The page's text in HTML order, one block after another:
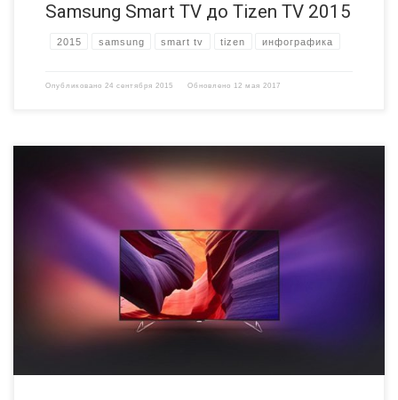
Samsung Smart TV до Tizen TV 2015
2015 samsung smart tv tizen инфографика
Опубликовано 24 сентября 2015 Обновлено 12 мая 2017
Компания Philips привезла на выставку IFA 2015 телевизор,
оснащённый улучшенной технологией Ambilight. Обновлённая
технология получила название Ambilight projection. Телевизор
Philips AmbiLux TV имеет диагональ экрана 65 дюймов и
поддерживает 4K разрешение. Технология Ambilight projection
предусматривает расширение восприятия демонстрируемого
изображения на большое пространство вокруг телевизора.
Фактически, устройство создаёт фоновую подсветку, которая […]